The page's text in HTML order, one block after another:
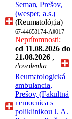
Seman, Prešov,
(wesper, a.s.)
(Reumatológia)
67-44653174-A0017
Neprítomnosti:
od 11.08.2026 do
21.08.2026 ,
dovolenka
Reumatologická
ambulancia,
Prešov, (Fakultná
nemocnica s
poliklinikou J. A.